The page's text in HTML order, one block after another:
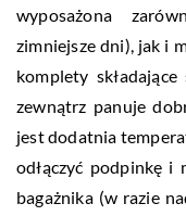
wyposażona
zimniejsze dni), jak i
komplety
zewnątrz panuje
jest dodatnia
odłączyć podpinkę i
bagażnika (w razie